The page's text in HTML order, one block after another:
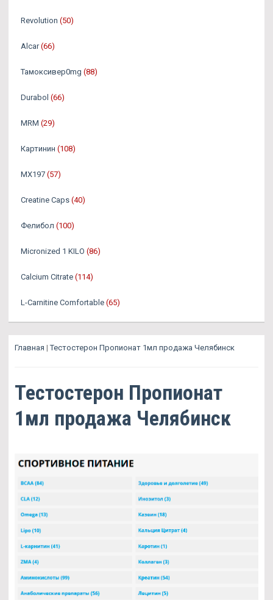
Revolution (50)
Alcar (66)
Тамоксивер0mg (88)
Durabol (66)
MRM (29)
Картинин (108)
MX197 (57)
Creatine Caps (40)
Фелибол (100)
Micronized 1 KILO (86)
Calcium Citrate (114)
L-Carnitine Comfortable (65)
Главная |Тестостерон Пропионат 1мл продажа Челябинск
Тестостерон Пропионат
1мл продажа Челябинск